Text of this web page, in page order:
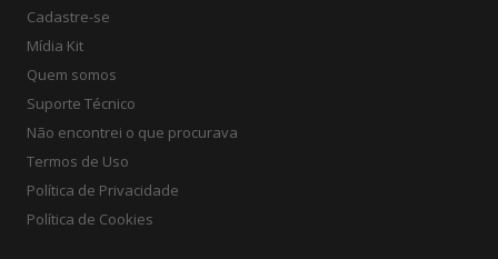
Cadastre-se
Mídia Kit
Quem somos
Suporte Técnico
Não encontrei o que procurava
Termos de Uso
Política de Privacidade
Política de Cookies